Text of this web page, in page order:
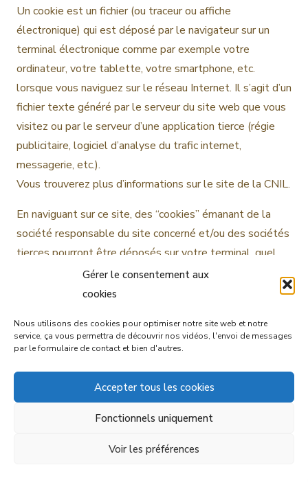
Gérer le consentement aux
cookies
Nous utilisons des cookies pour optimiser notre site web et notre
service, ça vous permettra de découvrir nos vidéos, l'envoi de messages
par le formulaire de contact et bien d'autres.
Accepter tous les cookies
Fonctionnels uniquement
Voir les préférences
Un cookie est un fichier (ou traceur ou affiche
électronique) qui est déposé par le navigateur sur un
terminal électronique comme par exemple votre
ordinateur, votre tablette, votre smartphone, etc.
lorsque vous naviguez sur le réseau Internet. Il s’agit d’un
fichier texte généré par le serveur du site web que vous
visitez ou par le serveur d’une application tierce (régie
publicitaire, logiciel d’analyse du trafic internet,
messagerie, etc.).
Vous trouverez plus d’informations sur le site de la CNIL.
En naviguant sur ce site, des “cookies” émanant de la
société responsable du site concerné et/ou des sociétés
tierces pourront être déposés sur votre terminal, quel
qu’en soit le type.
Lors de la première navigation sur ce site, une bannière
lors en poursuivant la navigation, le client ou le prospect
ou l’utilisateur, sera réputé informé et avoir accepté
l’utilisation desdits “cookies”.
Le consentement donné sera valable pour une période
inférieure ou au maximum de treize (13) mois.
L’utilisateur a la possibilité de désactiver les cookies à
partir des paramètres de son navigateur.